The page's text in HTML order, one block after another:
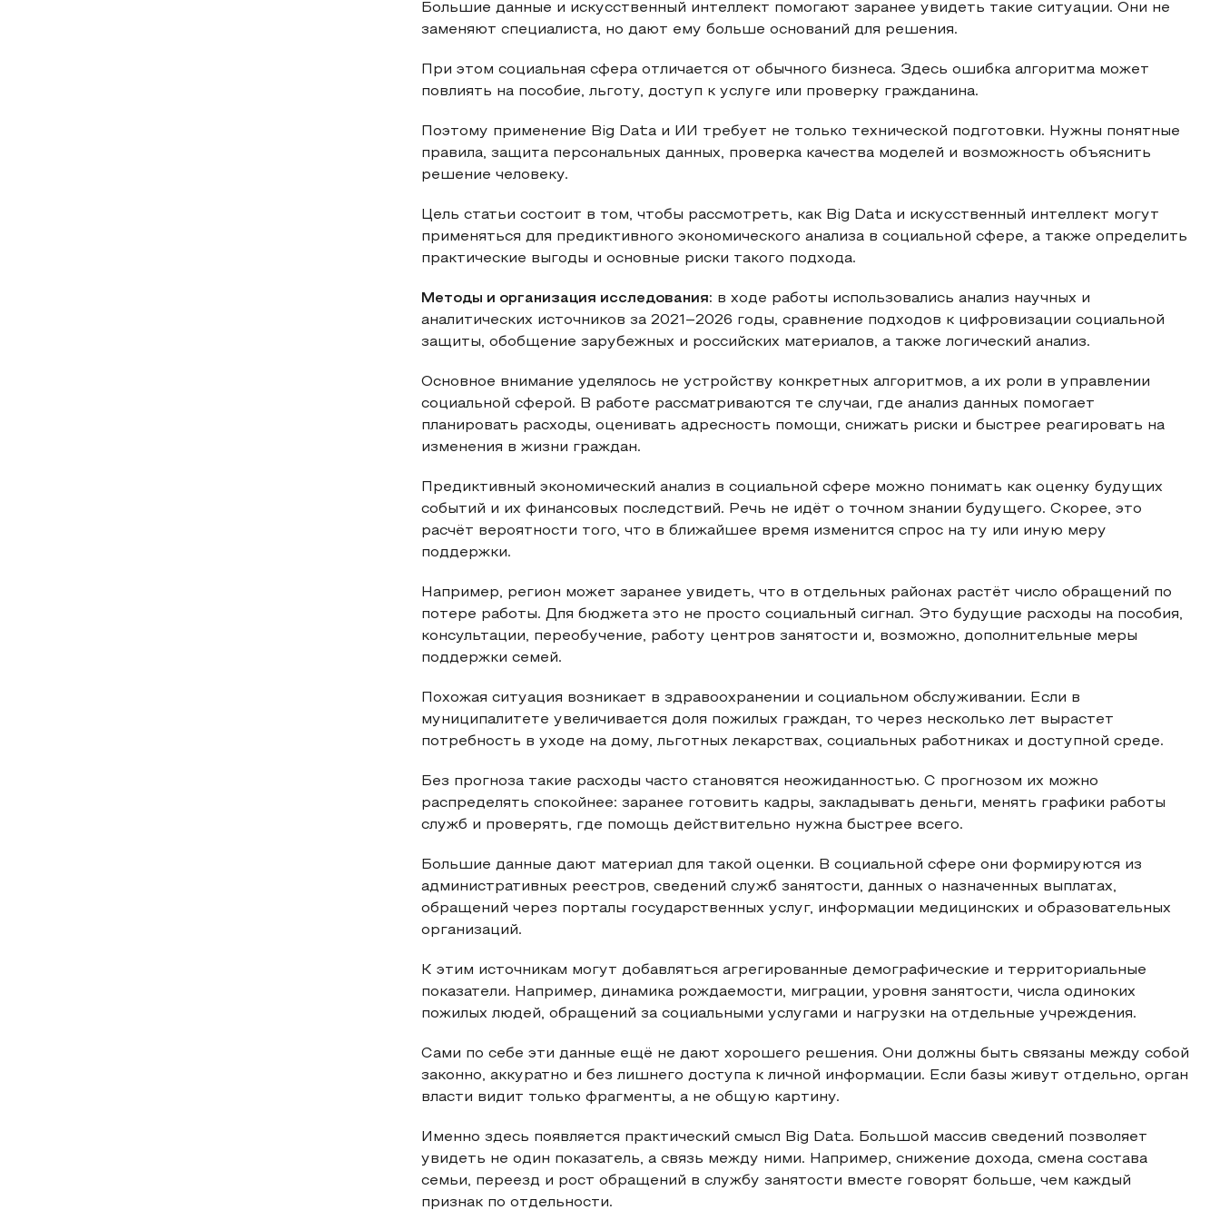
Большие данные и искусственный интеллект помогают заранее увидеть такие ситуации. Они не
заменяют специалиста, но дают ему больше оснований для решения.
При этом социальная сфера отличается от обычного бизнеса. Здесь ошибка алгоритма может
повлиять на пособие, льготу, доступ к услуге или проверку гражданина.
Поэтому применение Big Data и ИИ требует не только технической подготовки. Нужны понятные
правила, защита персональных данных, проверка качества моделей и возможность объяснить
решение человеку.
Цель статьи состоит в том, чтобы рассмотреть, как Big Data и искусственный интеллект могут
применяться для предиктивного экономического анализа в социальной сфере, а также определить
практические выгоды и основные риски такого подхода.
Методы и организация исследования: в ходе работы использовались анализ научных и
аналитических источников за 2021–2026 годы, сравнение подходов к цифровизации социальной
защиты, обобщение зарубежных и российских материалов, а также логический анализ.
Основное внимание уделялось не устройству конкретных алгоритмов, а их роли в управлении
социальной сферой. В работе рассматриваются те случаи, где анализ данных помогает
планировать расходы, оценивать адресность помощи, снижать риски и быстрее реагировать на
изменения в жизни граждан.
Предиктивный экономический анализ в социальной сфере можно понимать как оценку будущих
событий и их финансовых последствий. Речь не идёт о точном знании будущего. Скорее, это
расчёт вероятности того, что в ближайшее время изменится спрос на ту или иную меру
поддержки.
Например, регион может заранее увидеть, что в отдельных районах растёт число обращений по
потере работы. Для бюджета это не просто социальный сигнал. Это будущие расходы на пособия,
консультации, переобучение, работу центров занятости и, возможно, дополнительные меры
поддержки семей.
Похожая ситуация возникает в здравоохранении и социальном обслуживании. Если в
муниципалитете увеличивается доля пожилых граждан, то через несколько лет вырастет
потребность в уходе на дому, льготных лекарствах, социальных работниках и доступной среде.
Без прогноза такие расходы часто становятся неожиданностью. С прогнозом их можно
распределять спокойнее: заранее готовить кадры, закладывать деньги, менять графики работы
служб и проверять, где помощь действительно нужна быстрее всего.
Большие данные дают материал для такой оценки. В социальной сфере они формируются из
административных реестров, сведений служб занятости, данных о назначенных выплатах,
обращений через порталы государственных услуг, информации медицинских и образовательных
организаций.
К этим источникам могут добавляться агрегированные демографические и территориальные
показатели. Например, динамика рождаемости, миграции, уровня занятости, числа одиноких
пожилых людей, обращений за социальными услугами и нагрузки на отдельные учреждения.
Сами по себе эти данные ещё не дают хорошего решения. Они должны быть связаны между собой
законно, аккуратно и без лишнего доступа к личной информации. Если базы живут отдельно, орган
власти видит только фрагменты, а не общую картину.
Именно здесь появляется практический смысл Big Data. Большой массив сведений позволяет
увидеть не один показатель, а связь между ними. Например, снижение дохода, смена состава
семьи, переезд и рост обращений в службу занятости вместе говорят больше, чем каждый
признак по отдельности.